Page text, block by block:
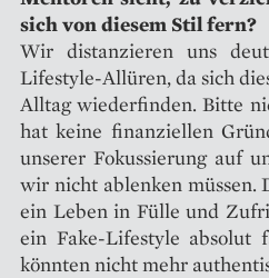
sich von diesem Stil fern?
Wir distanzieren uns
Lifestyle-Allüren, da sich
Alltag wiederfinden. Bitte
hat keine finanziellen
unserer Fokussierung auf
wir nicht ablenken müssen.
ein Leben in Fülle und
ein Fake-Lifestyle absolut
könnten nicht mehr